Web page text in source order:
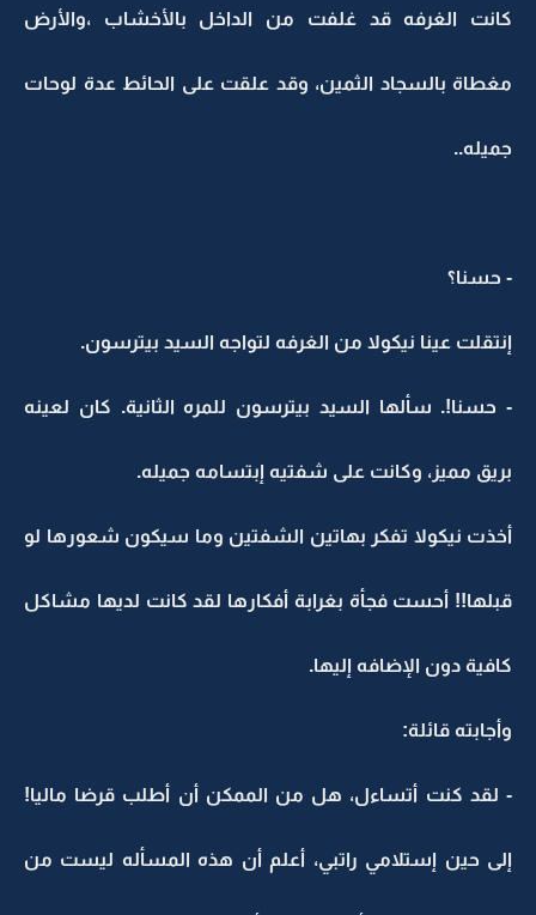
كانت الغرفه قد غلفت من الداخل بالأخشاب ،والأرض
مغطاة بالسجاد الثمين، وقد علقت على الحائط عدة لوحات
جميله..
- حسنا؟
إنتقلت عينا نيكولا من الغرفه لتواجه السيد بيترسون.
- حسنا!. سألها السيد بيترسون للمره الثانية. كان لعينه
بريق مميز، وكانت على شفتيه إبتسامه جميله.
أخذت نيكولا تفكر بهاتين الشفتين وما سيكون شعورها لو
قبلها!! أحست فجأة بغرابة أفكارها لقد كانت لديها مشاكل
كافية دون الإضافه إليها.
وأجابته قائلة:
- لقد كنت أتساءل، هل من الممكن أن أطلب قرضا ماليا!
إلى حين إستلامي راتبي، أعلم أن هذه المسأله ليست من